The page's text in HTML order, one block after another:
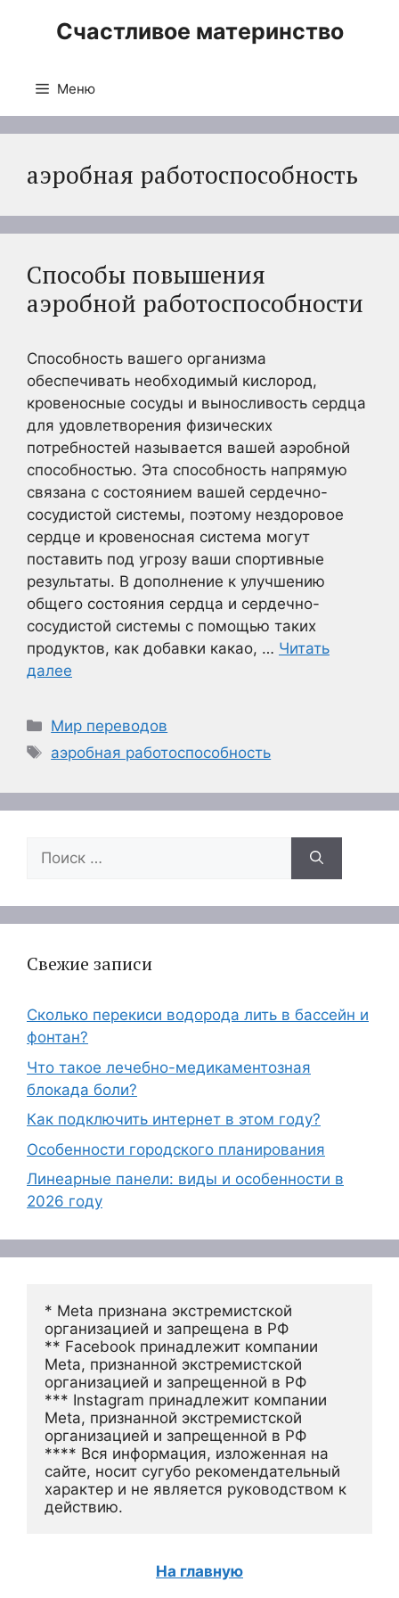
Счастливое материнство
Меню
аэробная работоспособность
Способы повышения
аэробной работоспособности
Способность вашего организма
обеспечивать необходимый кислород,
кровеносные сосуды и выносливость сердца
для удовлетворения физических
потребностей называется вашей аэробной
способностью. Эта способность напрямую
связана с состоянием вашей сердечно-
сосудистой системы, поэтому нездоровое
сердце и кровеносная система могут
поставить под угрозу ваши спортивные
результаты. В дополнение к улучшению
общего состояния сердца и сердечно-
сосудистой системы с помощью таких
продуктов, как добавки какао, … Читать
далее
Рубрики
Мир переводов
Метки
аэробная работоспособность
Поиск:
Свежие записи
Сколько перекиси водорода лить в бассейн и
фонтан?
Что такое лечебно-медикаментозная
блокада боли?
Как подключить интернет в этом году?
Особенности городского планирования
Линеарные панели: виды и особенности в
2026 году
* Meta признана экстремистской
организацией и запрещена в РФ
** Facebook принадлежит компании
Meta, признанной экстремистской
организацией и запрещенной в РФ
*** Instagram принадлежит компании
Meta, признанной экстремистской
организацией и запрещенной в РФ
**** Вся информация, изложенная на
сайте, носит сугубо рекомендательный
характер и не является руководством к
действию.
На главную